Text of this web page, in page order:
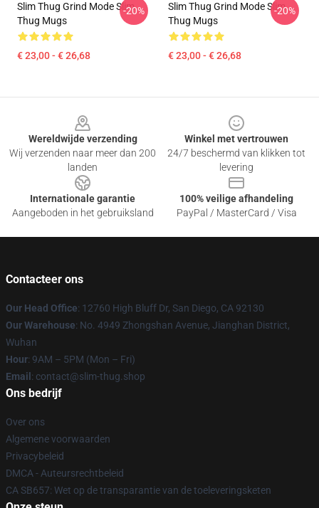
Slim Thug Grind Mode Slim
Thug Mugs
€ 23,00 - € 26,68
-20%
Slim Thug Grind Mode Slim
Thug Mugs
€ 23,00 - € 26,68
-20%
Wereldwijde verzending
Wij verzenden naar meer dan 200
landen
Winkel met vertrouwen
24/7 beschermd van klikken tot
levering
Internationale garantie
Aangeboden in het gebruiksland
100% veilige afhandeling
PayPal / MasterCard / Visa
Contacteer ons
Our Head Office: 12760 High Bluff Dr, San Diego, CA 92130
Our Warehouse: No. 4949 Zhongshan Avenue, Jianghan District,
Wuhan
Hour: 9AM – 5PM (Mon – Fri)
Email : contact@slim-thug.shop
Ons bedrijf
Over ons
Algemene voorwaarden
Privacybeleid
DMCA - Auteursrechtbeleid
CA SB657: Wet op de transparantie van de toeleveringsketen